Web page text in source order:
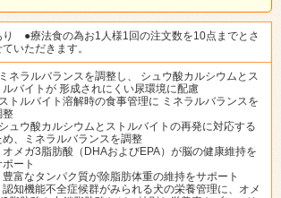
り ●療法食の為お1人様1回の注文数を10点までとさ
ていただきます。
ネラルバランスを調整し、 シュウ酸カルシウムとス
ルバイトが 形成されにくい尿環境に配慮
トルバイト溶解時の食事管理に ミネラルバランスを
整
ュウ酸カルシウムとストルバイトの再発に対応する
め、ミネラルバランスを調整
オメガ3脂肪酸（DHAおよびEPA）が脳の健康維持を
ポート
豊富なタンパク質が除脂肪体重の維持をサポート
認知機能不全症候群がみられる犬の栄養管理に、オメ